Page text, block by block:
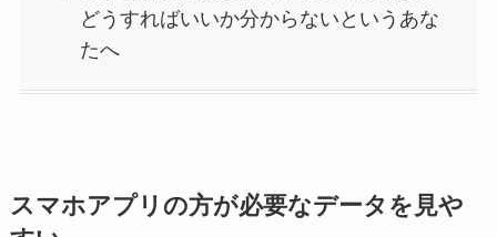
どうすればいいか分からないというあな
たへ
スマホアプリの方が必要なデータを見や